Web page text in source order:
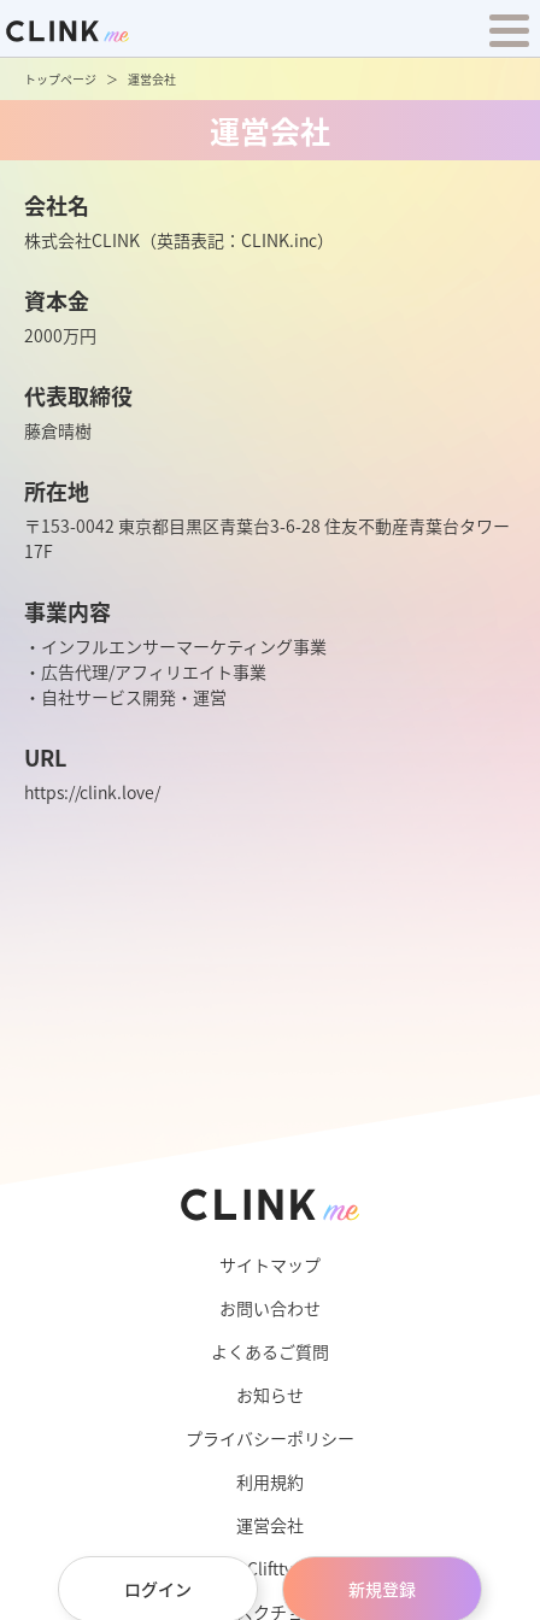
トップページ 運営会社
運営会社
会社名
株式会社CLINK（英語表記：CLINK.inc）
資本金
2000万円
代表取締役
藤倉晴樹
所在地
〒153-0042 東京都目黒区青葉台3-6-28 住友不動産青葉台タワー
17F
事業内容
・インフルエンサーマーケティング事業
・広告代理/アフィリエイト事業
・自社サービス開発・運営
URL
https://clink.love/
ログイン 新規登録
サイトマップ
お問い合わせ
よくあるご質問
お知らせ
プライバシーポリシー
利用規約
運営会社
Cliftty
サブスクチョイス